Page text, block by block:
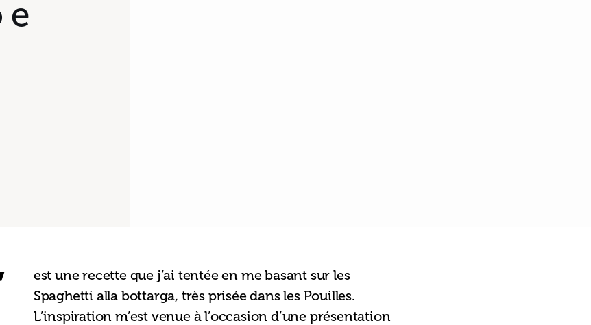
e
est une recette que j’ai tentée en me basant sur les
Spaghetti alla bottarga, très prisée dans les Pouilles.
L’inspiration m’est venue à l’occasion d’une présentation